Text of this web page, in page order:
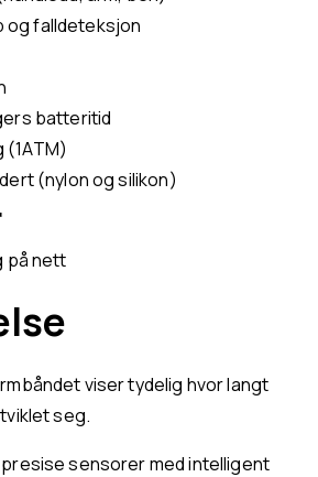
og falldeteksjon
batteritid
(nylon og silikon)
på nett
viser tydelig hvor langt
seg.
sensorer med intelligent